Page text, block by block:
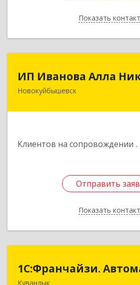
ПоказатьНазад
ИП Иванова Алла
Новокуйбышевск
Клиентов на сопровождении
Отправить
Показать
Отправить
Назад
1С:Франчайзи.
Кувандык
1С:Франчайзи.